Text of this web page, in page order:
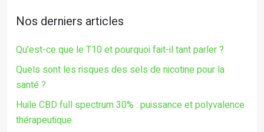
Nos derniers articles
Qu’est-ce que le T10 et pourquoi fait-il tant parler ?
Quels sont les risques des sels de nicotine pour la
santé ?
Huile CBD full spectrum 30% : puissance et polyvalence
thérapeutique